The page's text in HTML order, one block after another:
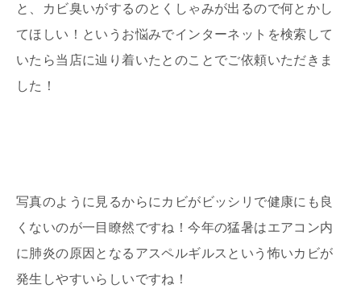
と、カビ臭いがするのとくしゃみが出るので何とかし
てほしい！というお悩みでインターネットを検索して
いたら当店に辿り着いたとのことでご依頼いただきま
した！
写真のように見るからにカビがビッシリで健康にも良
くないのが一目瞭然ですね！今年の猛暑はエアコン内
に肺炎の原因となるアスペルギルスという怖いカビが
発生しやすいらしいですね！